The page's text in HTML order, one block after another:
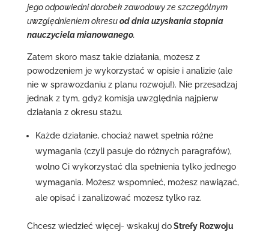
jego odpowiedni dorobek zawodowy ze szczególnym
uwzględnieniem okresuod dnia uzyskania stopnia
nauczyciela mianowanego.
Zatem skoro masz takie działania, możesz z
powodzeniem je wykorzystać w opisie i analizie (ale
nie w sprawozdaniu z planu rozwoju!). Nie przesadzaj
jednak z tym, gdyż komisja uwzględnia najpierw
działania z okresu stażu.
Każde działanie, chociaż nawet spełnia różne
wymagania (czyli pasuje do różnych paragrafów),
wolno Ci wykorzystać dla spełnienia tylko jednego
wymagania. Możesz wspomnieć, możesz nawiązać,
ale opisać i zanalizować możesz tylko raz.
Chcesz wiedzieć więcej- wskakuj doStrefy Rozwoju